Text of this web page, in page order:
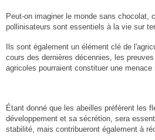
Peut-on imaginer le monde sans
pollinisateurs sont essentiels à la vie sur
Ils sont également un élément clé de
cours des dernières décennies, les
agricoles pourraient constituer une
Étant donné que les abeilles préfèrent les
développement et sa sécrétion, sera
stabilité, mais contribueront également à